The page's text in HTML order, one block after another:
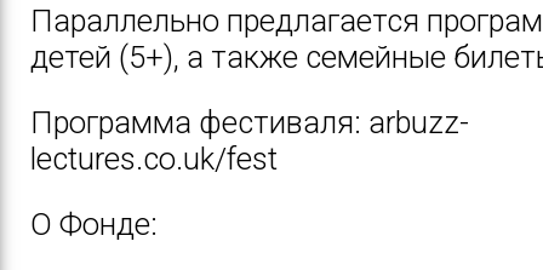
Параллельно предлагается
детей (5+), а также семейные
Программа фестиваля: arbuzz-
lectures.co.uk/fest
О Фонде: